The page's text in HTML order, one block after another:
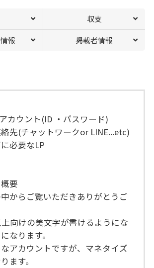
収支
報 掲載者情報
カウント(ID ・パスワード)
先(チャットワークor LINE...etc)
必要なLP
要
からご覧いただきありがとうご
向けの美文字が書けるようにな
なります。
アカウントですが、マネタイズ
ます。